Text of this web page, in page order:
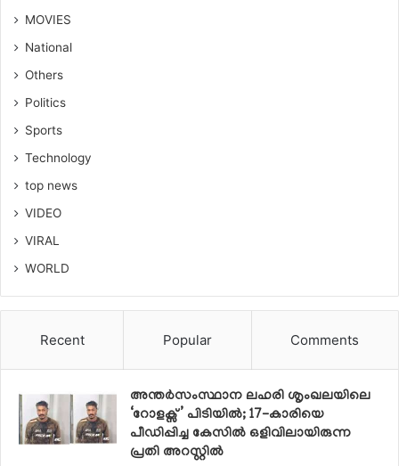
MOVIES
National
Others
Politics
Sports
Technology
top news
VIDEO
VIRAL
WORLD
Recent Popular Comments
അന്തർസംസ്ഥാന ലഹരി ശൃംഖലയിലെ
‘റോളക്സ്’ പിടിയിൽ; 17-കാരിയെ
പീഡിപ്പിച്ച കേസിൽ ഒളിവിലായിരുന്ന
പ്രതി അറസ്റ്റിൽ